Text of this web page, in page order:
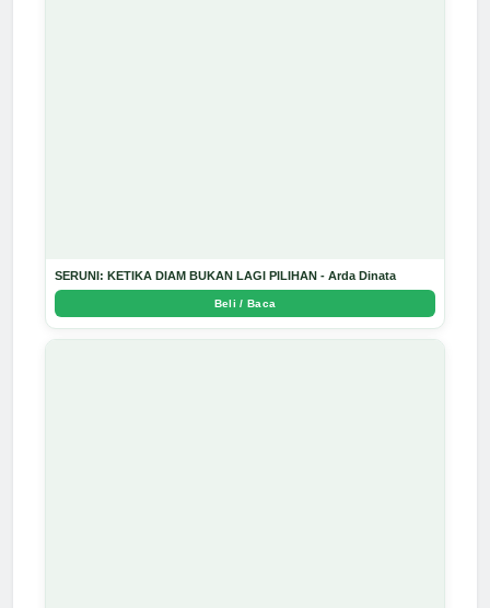
SERUNI: KETIKA DIAM BUKAN LAGI PILIHAN - Arda Dinata
Beli / Baca